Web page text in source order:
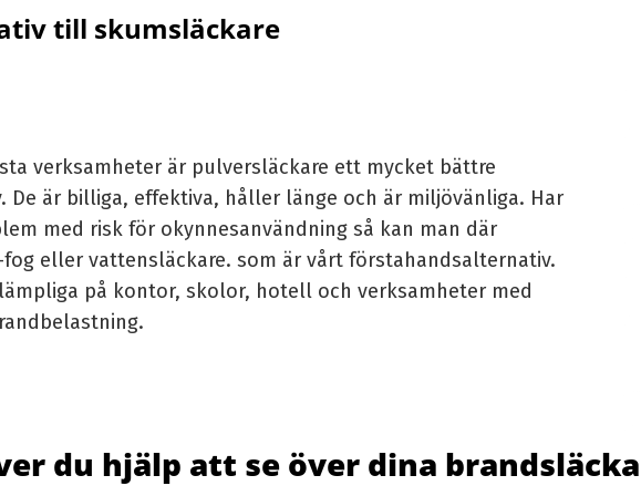
till skumsläckare
verksamheter är pulversläckare ett mycket bättre
De är billiga, effektiva, håller länge och är miljövänliga. Har
med risk för okynnesanvändning så kan man där
fog eller vattensläckare. som är vårt förstahandsalternativ.
på kontor, skolor, hotell och verksamheter med
du hjälp att se över dina